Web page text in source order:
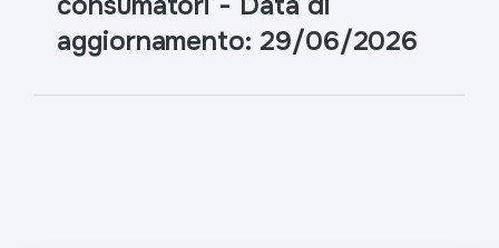
aggiornamento: 29/06/2026